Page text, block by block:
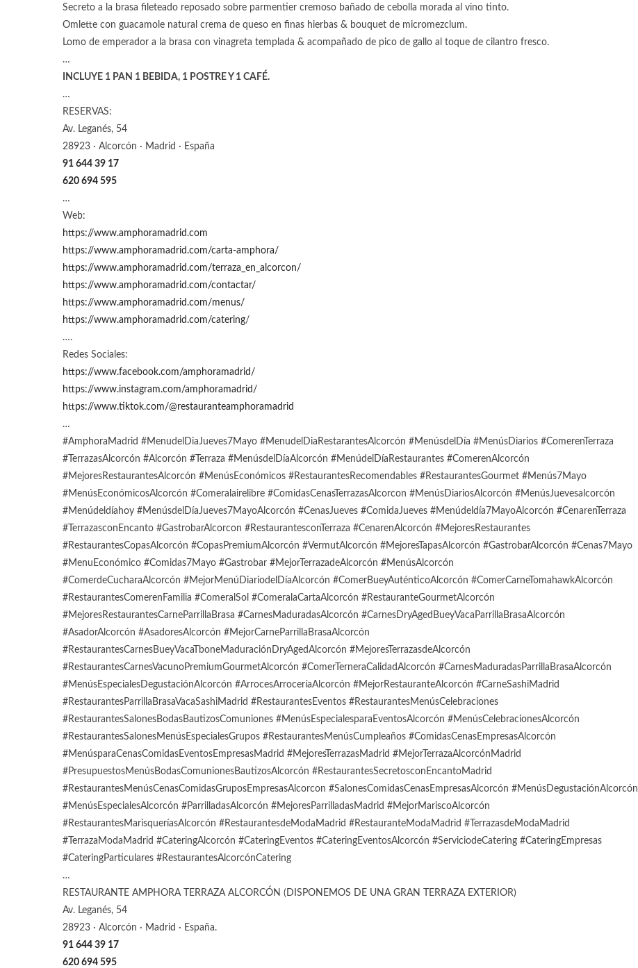
Secreto a la brasa fileteado reposado sobre parmentier cremoso bañado de cebolla morada al vino tinto.
Omlette con guacamole natural crema de queso en finas hierbas & bouquet de micromezclum.
Lomo de emperador a la brasa con vinagreta templada & acompañado de pico de gallo al toque de cilantro fresco.
…
INCLUYE 1 PAN 1 BEBIDA, 1 POSTRE Y 1 CAFÉ.
…
RESERVAS:
Av. Leganés, 54
28923 · Alcorcón · Madrid · España
91 644 39 17
620 694 595
…
Web:
https://www.amphoramadrid.com
https://www.amphoramadrid.com/carta-amphora/
https://www.amphoramadrid.com/terraza_en_alcorcon/
https://www.amphoramadrid.com/contactar/
https://www.amphoramadrid.com/menus/
https://www.amphoramadrid.com/catering/
….
Redes Sociales:
https://www.facebook.com/amphoramadrid/
https://www.instagram.com/amphoramadrid/
https://www.tiktok.com/@restauranteamphoramadrid
…
#AmphoraMadrid #MenudelDiaJueves7Mayo #MenudelDiaRestarantesAlcorcón #MenúsdelDía #MenúsDiarios #ComerenTerraza
#TerrazasAlcorcón #Alcorcón #Terraza #MenúsdelDíaAlcorcón #MenúdelDíaRestaurantes #ComerenAlcorcón
#MejoresRestaurantesAlcorcón #MenúsEconómicos #RestaurantesRecomendables #RestaurantesGourmet #Menús7Mayo
#MenúsEconómicosAlcorcón #Comeralairelibre #ComidasCenasTerrazasAlcorcon #MenúsDiariosAlcorcón #MenúsJuevesalcorcón
#Menúdeldíahoy #MenúsdelDíaJueves7MayoAlcorcón #CenasJueves #ComidaJueves #Menúdeldía7MayoAlcorcón #CenarenTerraza
#TerrazasconEncanto #GastrobarAlcorcon #RestaurantesconTerraza #CenarenAlcorcón #MejoresRestaurantes
#RestaurantesCopasAlcorcón #CopasPremiumAlcorcón #VermutAlcorcón #MejoresTapasAlcorcón #GastrobarAlcorcón #Cenas7Mayo
#MenuEconómico #Comidas7Mayo #Gastrobar #MejorTerrazadeAlcorcón #MenúsAlcorcón
#ComerdeCucharaAlcorcón #MejorMenúDiariodelDíaAlcorcón #ComerBueyAuténticoAlcorcón #ComerCarneTomahawkAlcorcón
#RestaurantesComerenFamilia #ComeralSol #ComeralaCartaAlcorcón #RestauranteGourmetAlcorcón
#MejoresRestaurantesCarneParrillaBrasa #CarnesMaduradasAlcorcón #CarnesDryAgedBueyVacaParrillaBrasaAlcorcón
#AsadorAlcorcón #AsadoresAlcorcón #MejorCarneParrillaBrasaAlcorcón
#RestaurantesCarnesBueyVacaTboneMaduraciónDryAgedAlcorcón #MejoresTerrazasdeAlcorcón
#RestaurantesCarnesVacunoPremiumGourmetAlcorcón #ComerTerneraCalidadAlcorcón #CarnesMaduradasParrillaBrasaAlcorcón
#MenúsEspecialesDegustaciónAlcorcón #ArrocesArroceríaAlcorcón #MejorRestauranteAlcorcón #CarneSashiMadrid
#RestaurantesParrillaBrasaVacaSashiMadrid #RestaurantesEventos #RestaurantesMenúsCelebraciones
#RestaurantesSalonesBodasBautizosComuniones #MenúsEspecialesparaEventosAlcorcón #MenúsCelebracionesAlcorcón
#RestaurantesSalonesMenúsEspecialesGrupos #RestaurantesMenúsCumpleaños #ComidasCenasEmpresasAlcorcón
#MenúsparaCenasComidasEventosEmpresasMadrid #MejoresTerrazasMadrid #MejorTerrazaAlcorcónMadrid
#PresupuestosMenúsBodasComunionesBautizosAlcorcón #RestaurantesSecretosconEncantoMadrid
#RestaurantesMenúsCenasComidasGruposEmpresasAlcorcon #SalonesComidasCenasEmpresasAlcorcón #MenúsDegustaciónAlcorcón
#MenúsEspecialesAlcorcón #ParrilladasAlcorcón #MejoresParrilladasMadrid #MejorMariscoAlcorcón
#RestaurantesMarisqueríasAlcorcón #RestaurantesdeModaMadrid #RestauranteModaMadrid #TerrazasdeModaMadrid
#TerrazaModaMadrid #CateringAlcorcón #CateringEventos #CateringEventosAlcorcón #ServiciodeCatering #CateringEmpresas
#CateringParticulares #RestaurantesAlcorcónCatering
…
RESTAURANTE AMPHORA TERRAZA ALCORCÓN (DISPONEMOS DE UNA GRAN TERRAZA EXTERIOR)
Av. Leganés, 54
28923 · Alcorcón · Madrid · España.
91 644 39 17
620 694 595